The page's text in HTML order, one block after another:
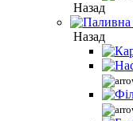
Назад
Назад